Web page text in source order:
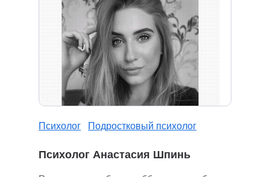
Психолог Подростковый психолог
Психолог Анастасия Шпинь